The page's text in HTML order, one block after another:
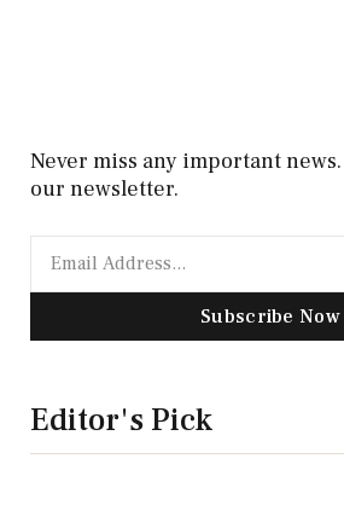
Never miss any important
our newsletter.
Subscribe Now
Editor's Pick